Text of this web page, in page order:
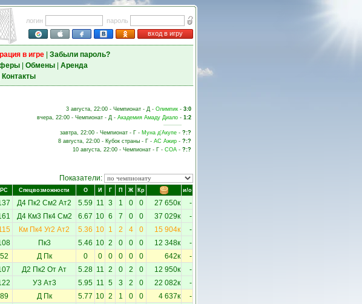
логин
пароль
вход в игру
в игре| Забыли пароль?
| Обмены| Аренда
Контакты
3 августа, 22:00 - Чемпионат - Д - Олимпик - 3:0
вчера, 22:00 - Чемпионат - Д - Академия Амаду Диало - 1:2
завтра, 22:00 - Чемпионат - Г - Муна д'Акупе - ?:?
8 августа, 22:00 - Кубок страны - Г - АС Ажир - ?:?
10 августа, 22:00 - Чемпионат - Г - СОА - ?:?
Показатели:
РС Спецвозможности О И Г П Ж Кр и/о
Д4 Пк2 См2 Ат2 5.59 11 3 1 0 0 27 650к -
Д4 Км3 Пк4 См2 6.67 10 6 7 0 0 37 029к -
Км Пк4 Уг2 Ат2 5.36 10 1 2 4 0 15 904к -
Пк3 5.46 10 2 0 0 0 12 348к -
52 Д Пк 0 0 0 0 0 0 642к -
Д2 Пк2 От Ат 5.28 11 2 0 2 0 12 950к -
У3 Ат3 5.95 11 5 3 2 0 22 082к -
89 Д Пк 5.77 10 2 1 0 0 4 637к -